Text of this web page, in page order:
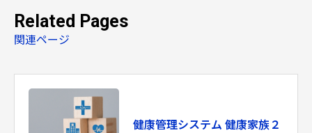
Related Pages
関連ページ
健康管理システム 健康家族２